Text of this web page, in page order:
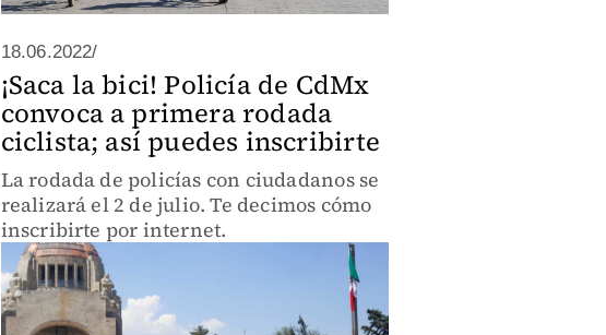
18.06.2022/
¡Saca la bici! Policía de CdMx
convoca a primera rodada
ciclista; así puedes inscribirte
La rodada de policías con ciudadanos se
realizará el 2 de julio. Te decimos cómo
inscribirte por internet.